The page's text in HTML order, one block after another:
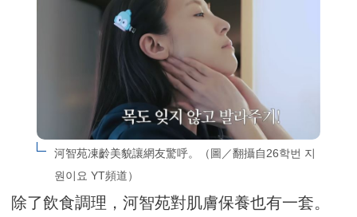
河智苑凍齡美貌讓網友驚呼。（圖／翻攝自26학번 지
원이요 YT頻道）
除了飲食調理，河智苑對肌膚保養也有一套。